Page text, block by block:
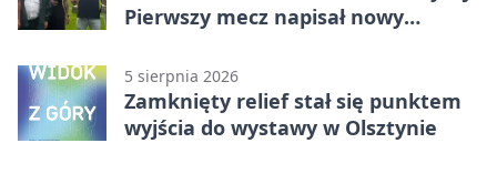
Pierwszy mecz napisał nowy
5 sierpnia 2026
Zamknięty relief stał się punktem
wyjścia do wystawy w Olsztynie